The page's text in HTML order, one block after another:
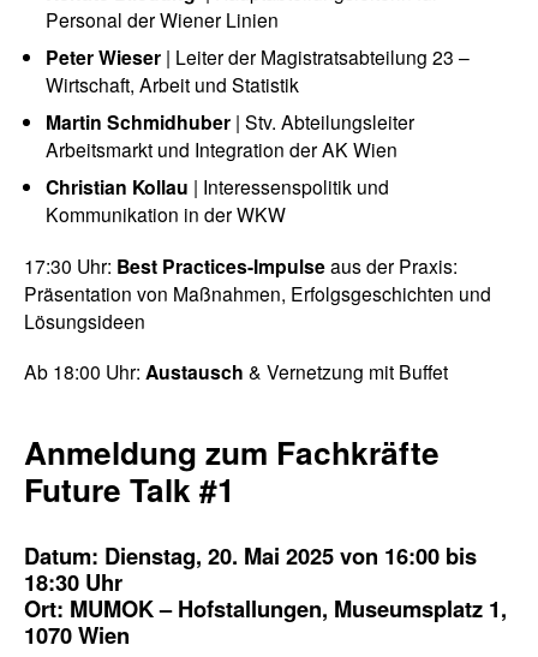
Personal der Wiener Linien
Peter Wieser| Leiter der Magistratsabteilung 23 –
Wirtschaft, Arbeit und Statistik
Martin Schmidhuber| Stv. Abteilungsleiter
Arbeitsmarkt und Integration der AK Wien
Christian Kollau | Interessenspolitik und
Kommunikation in der WKW
17:30 Uhr: Best Practices-Impulseaus der Praxis:
Präsentation von Maßnahmen, Erfolgsgeschichten und
Lösungsideen
Ab 18:00 Uhr: Austausch & Vernetzung mit Buffet
Anmeldung zum Fachkräfte
Future Talk #1
Datum: Dienstag, 20. Mai 2025 von 16:00 bis
18:30 Uhr
Ort: MUMOK – Hofstallungen, Museumsplatz 1,
1070 Wien